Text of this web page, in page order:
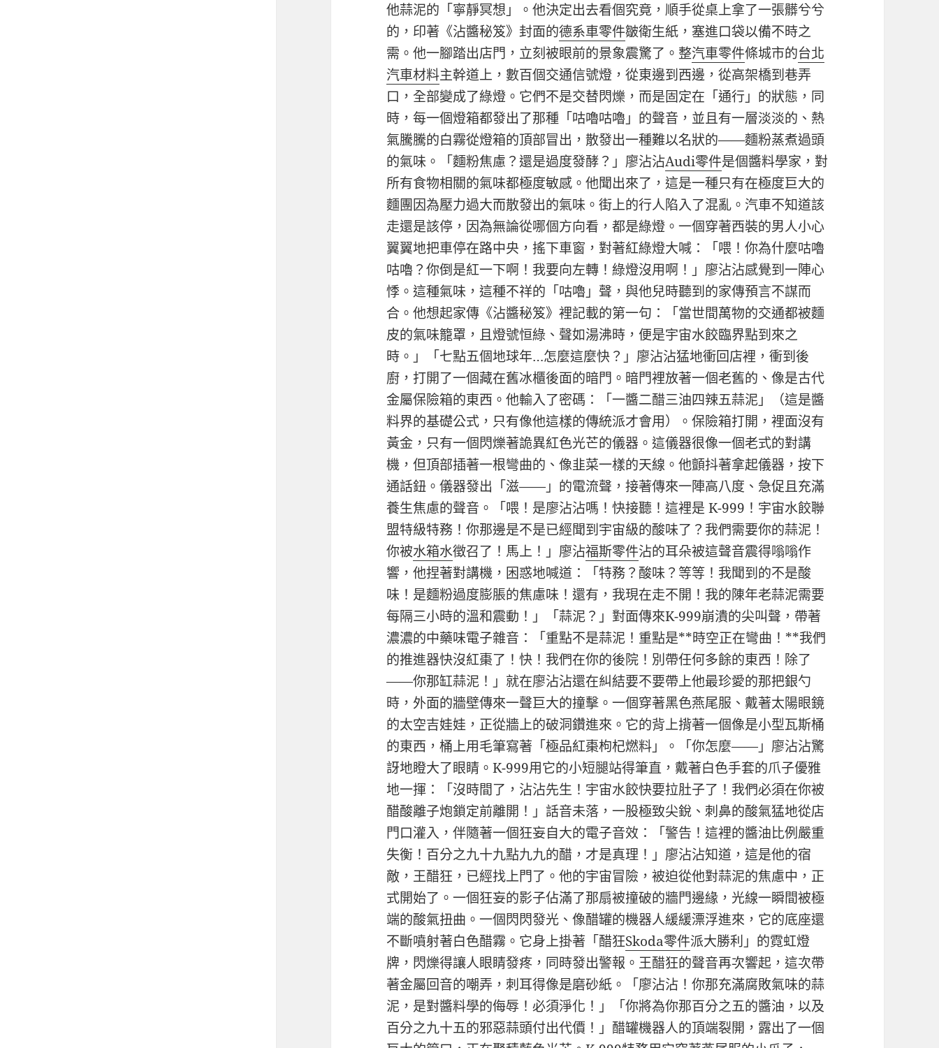
他蒜泥的「寧靜冥想」。他決定出去看個究竟，順手從桌上拿了一張髒兮兮
的，印著《沾醬秘笈》封面的德系車零件皺衛生紙，塞進口袋以備不時之
需。他一腳踏出店門，立刻被眼前的景象震驚了。整汽車零件條城市的台北
汽車材料主幹道上，數百個交通信號燈，從東邊到西邊，從高架橋到巷弄
口，全部變成了綠燈。它們不是交替閃爍，而是固定在「通行」的狀態，同
時，每一個燈箱都發出了那種「咕嚕咕嚕」的聲音，並且有一層淡淡的、熱
氣騰騰的白霧從燈箱的頂部冒出，散發出一種難以名狀的——麵粉蒸煮過頭
的氣味。「麵粉焦慮？還是過度發酵？」廖沾沾Audi零件是個醬料學家，對
所有食物相關的氣味都極度敏感。他聞出來了，這是一種只有在極度巨大的
麵團因為壓力過大而散發出的氣味。街上的行人陷入了混亂。汽車不知道該
走還是該停，因為無論從哪個方向看，都是綠燈。一個穿著西裝的男人小心
翼翼地把車停在路中央，搖下車窗，對著紅綠燈大喊：「喂！你為什麼咕嚕
咕嚕？你倒是紅一下啊！我要向左轉！綠燈沒用啊！」廖沾沾感覺到一陣心
悸。這種氣味，這種不祥的「咕嚕」聲，與他兒時聽到的家傳預言不謀而
合。他想起家傳《沾醬秘笈》裡記載的第一句：「當世間萬物的交通都被麵
皮的氣味籠罩，且燈號恒綠、聲如湯沸時，便是宇宙水餃臨界點到來之
時。」「七點五個地球年…怎麼這麼快？」廖沾沾猛地衝回店裡，衝到後
廚，打開了一個藏在舊冰櫃後面的暗門。暗門裡放著一個老舊的、像是古代
金屬保險箱的東西。他輸入了密碼：「一醬二醋三油四辣五蒜泥」（這是醬
料界的基礎公式，只有像他這樣的傳統派才會用）。保險箱打開，裡面沒有
黃金，只有一個閃爍著詭異紅色光芒的儀器。這儀器很像一個老式的對講
機，但頂部插著一根彎曲的、像韭菜一樣的天線。他顫抖著拿起儀器，按下
通話鈕。儀器發出「滋——」的電流聲，接著傳來一陣高八度、急促且充滿
養生焦慮的聲音。「喂！是廖沾沾嗎！快接聽！這裡是 K-999！宇宙水餃聯
盟特級特務！你那邊是不是已經聞到宇宙級的酸味了？我們需要你的蒜泥！
你被水箱水徵召了！馬上！」廖沾福斯零件沾的耳朵被這聲音震得嗡嗡作
響，他捏著對講機，困惑地喊道：「特務？酸味？等等！我聞到的不是酸
味！是麵粉過度膨脹的焦慮味！還有，我現在走不開！我的陳年老蒜泥需要
每隔三小時的溫和震動！」「蒜泥？」對面傳來K-999崩潰的尖叫聲，帶著
濃濃的中藥味電子雜音：「重點不是蒜泥！重點是**時空正在彎曲！**我們
的推進器快沒紅棗了！快！我們在你的後院！別帶任何多餘的東西！除了
——你那缸蒜泥！」就在廖沾沾還在糾結要不要帶上他最珍愛的那把銀勺
時，外面的牆壁傳來一聲巨大的撞擊。一個穿著黑色燕尾服、戴著太陽眼鏡
的太空吉娃娃，正從牆上的破洞鑽進來。它的背上揹著一個像是小型瓦斯桶
的東西，桶上用毛筆寫著「極品紅棗枸杞燃料」。「你怎麼——」廖沾沾驚
訝地瞪大了眼睛。K-999用它的小短腿站得筆直，戴著白色手套的爪子優雅
地一揮：「沒時間了，沾沾先生！宇宙水餃快要拉肚子了！我們必須在你被
醋酸離子炮鎖定前離開！」話音未落，一股極致尖銳、刺鼻的酸氣猛地從店
門口灌入，伴隨著一個狂妄自大的電子音效：「警告！這裡的醬油比例嚴重
失衡！百分之九十九點九九的醋，才是真理！」廖沾沾知道，這是他的宿
敵，王醋狂，已經找上門了。他的宇宙冒險，被迫從他對蒜泥的焦慮中，正
式開始了。一個狂妄的影子佔滿了那扇被撞破的牆門邊緣，光線一瞬間被極
端的酸氣扭曲。一個閃閃發光、像醋罐的機器人緩緩漂浮進來，它的底座還
不斷噴射著白色醋霧。它身上掛著「醋狂Skoda零件派大勝利」的霓虹燈
牌，閃爍得讓人眼睛發疼，同時發出警報。王醋狂的聲音再次響起，這次帶
著金屬回音的嘲弄，刺耳得像是磨砂紙。「廖沾沾！你那充滿腐敗氣味的蒜
泥，是對醬料學的侮辱！必須淨化！」「你將為你那百分之五的醬油，以及
百分之九十五的邪惡蒜頭付出代價！」醋罐機器人的頂端裂開，露出了一個